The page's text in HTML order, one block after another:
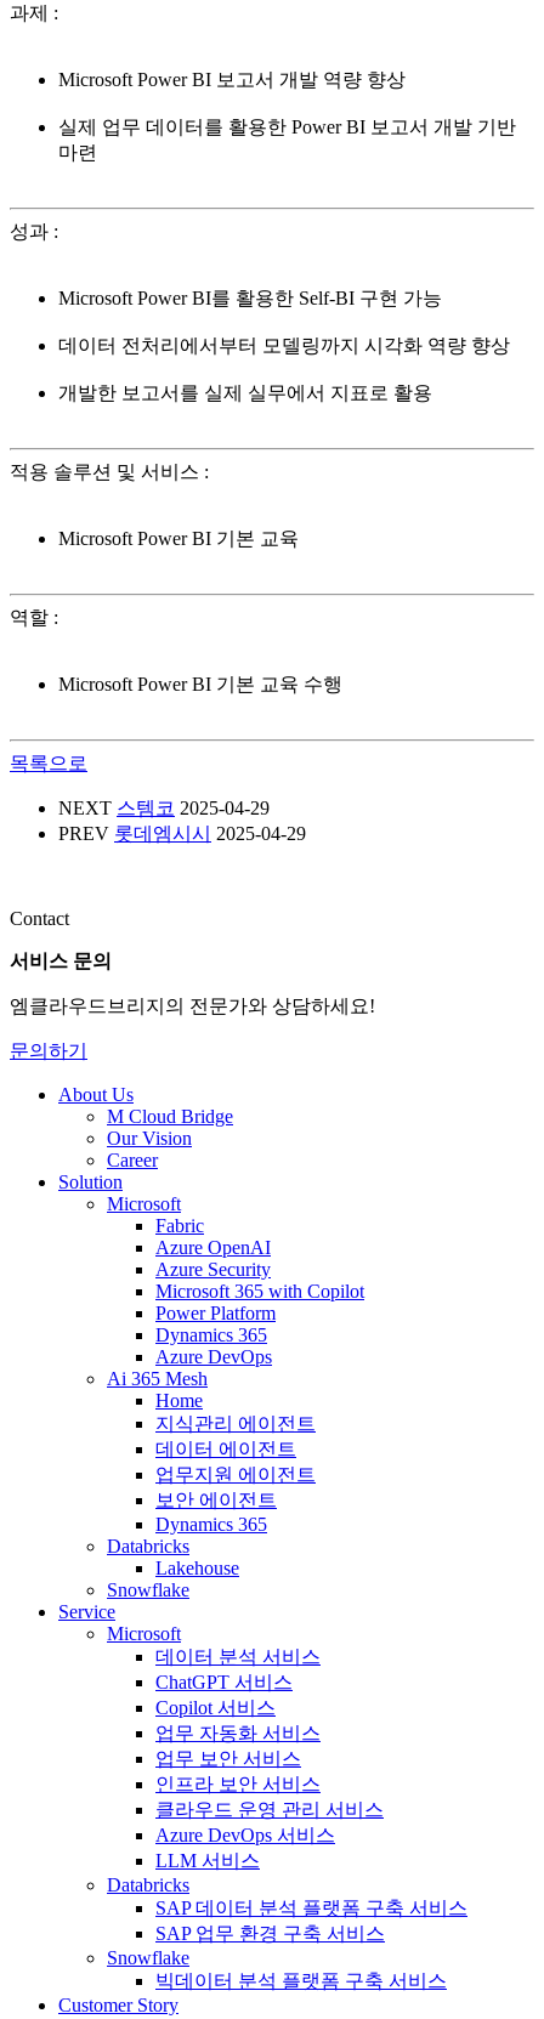
과제 :
Microsoft Power BI 보고서 개발 역량 향상
실제 업무 데이터를 활용한 Power BI 보고서 개발 기반
마련
성과 :
Microsoft Power BI를 활용한 Self-BI 구현 가능
데이터 전처리에서부터 모델링까지 시각화 역량 향상
개발한 보고서를 실제 실무에서 지표로 활용
적용 솔루션 및 서비스 :
Microsoft Power BI 기본 교육
역할 :
Microsoft Power BI 기본 교육 수행
목록으로
NEXT 스템코 2025-04-29
PREV 롯데엠시시 2025-04-29
Contact
서비스 문의
엠클라우드브리지의 전문가와 상담하세요!
문의하기
About Us
M Cloud Bridge
Our Vision
Career
Solution
Microsoft
Fabric
Azure OpenAI
Azure Security
Microsoft 365 with Copilot
Power Platform
Dynamics 365
Azure DevOps
Ai 365 Mesh
Home
지식관리 에이전트
데이터 에이전트
업무지원 에이전트
보안 에이전트
Dynamics 365
Databricks
Lakehouse
Snowflake
Service
Microsoft
데이터 분석 서비스
ChatGPT 서비스
Copilot 서비스
업무 자동화 서비스
업무 보안 서비스
인프라 보안 서비스
클라우드 운영 관리 서비스
Azure DevOps 서비스
LLM 서비스
Databricks
SAP 데이터 분석 플랫폼 구축 서비스
SAP 업무 환경 구축 서비스
Snowflake
빅데이터 분석 플랫폼 구축 서비스
Customer Story